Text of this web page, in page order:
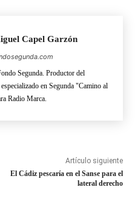
Capel Garzón
Segunda. Productor del
en Segunda "Camino al
Radio Marca.
Artículo siguiente
El Cádiz pescaría en el Sanse para el
lateral derecho